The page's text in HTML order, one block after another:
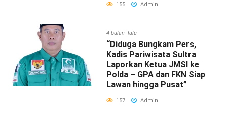
155 Admin
4 bulan lalu
“Diduga Bungkam Pers,
Kadis Pariwisata Sultra
Laporkan Ketua JMSI ke
Polda – GPA dan FKN Siap
Lawan hingga Pusat”
157 Admin